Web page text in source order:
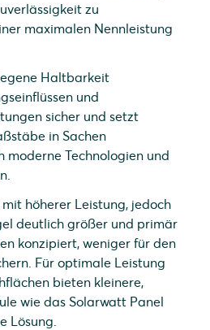
zu
maximalen Nennleistung
Haltbarkeit
und
sicher und setzt
in Sachen
Technologien und
höherer Leistung, jedoch
deutlich größer und primär
konzipiert, weniger für den
Für optimale Leistung
bieten kleinere,
wie das Solarwatt Panel
Lösung.